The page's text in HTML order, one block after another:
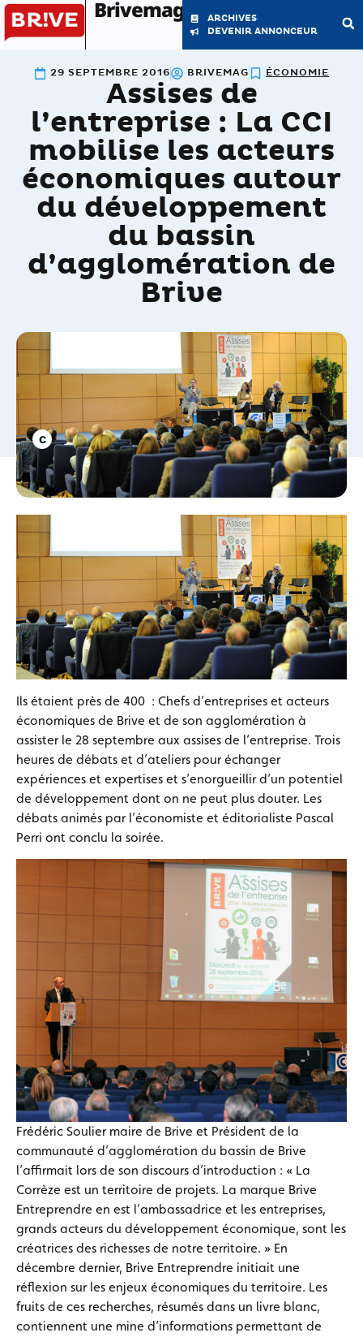
Brivemag'
ARCHIVES
DEVENIR ANNONCEUR
29 SEPTEMBRE 2016 BRIVEMAG ÉCONOMIE
Assises de
l’entreprise : La CCI
mobilise les acteurs
économiques autour
du développement
du bassin
d’agglomération de
Brive
Ils étaient près de 400 : Chefs d’entreprises et acteurs
économiques de Brive et de son agglomération à
assister le 28 septembre aux assises de l’entreprise. Trois
heures de débats et d’ateliers pour échanger
expériences et expertises et s’enorgueillir d’un potentiel
de développement dont on ne peut plus douter. Les
débats animés par l’économiste et éditorialiste Pascal
Perri ont conclu la soirée.
Frédéric Soulier maire de Brive et Président de la
communauté d’agglomération du bassin de Brive
l’affirmait lors de son discours d’introduction : « La
Corrèze est un territoire de projets. La marque Brive
Entreprendre en est l’ambassadrice et les entreprises,
grands acteurs du développement économique, sont les
créatrices des richesses de notre territoire. » En
décembre dernier, Brive Entreprendre initiait une
réflexion sur les enjeux économiques du territoire. Les
fruits de ces recherches, résumés dans un livre blanc,
contiennent une mine d’informations permettant de